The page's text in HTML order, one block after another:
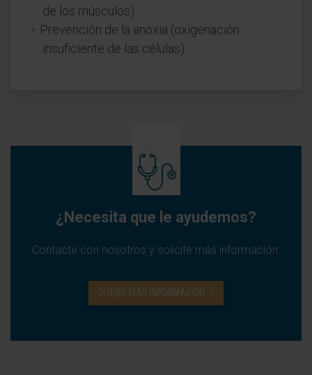
de los músculos).
Prevención de la anoxia (oxigenación
insuficiente de las células).
¿Necesita que le ayudemos?
Contacte con nosotros y solicite más información.
QUIERO MÁS INFORMACIÓN